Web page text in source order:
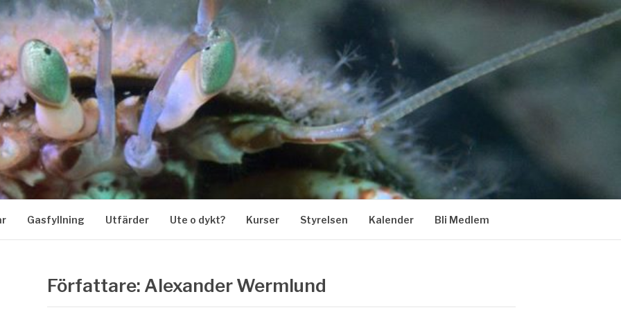
Gasfyllning Utfärder Ute o dykt? Kurser Styrelsen Kalender Bli Medlem
Författare: Alexander Wermlund